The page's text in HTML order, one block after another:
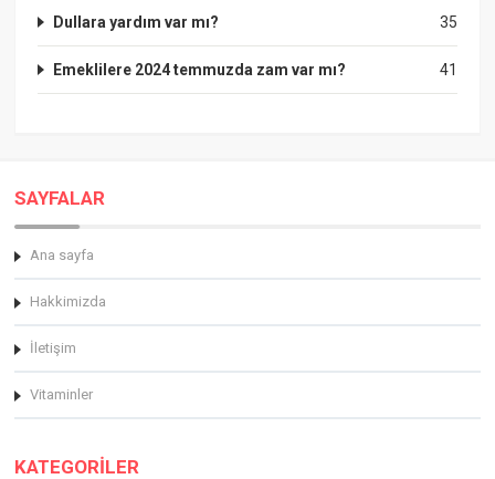
35
Dullara yardım var mı?
41
Emeklilere 2024 temmuzda zam var mı?
SAYFALAR
Ana sayfa
Hakkimizda
İletişim
Vitaminler
KATEGORİLER